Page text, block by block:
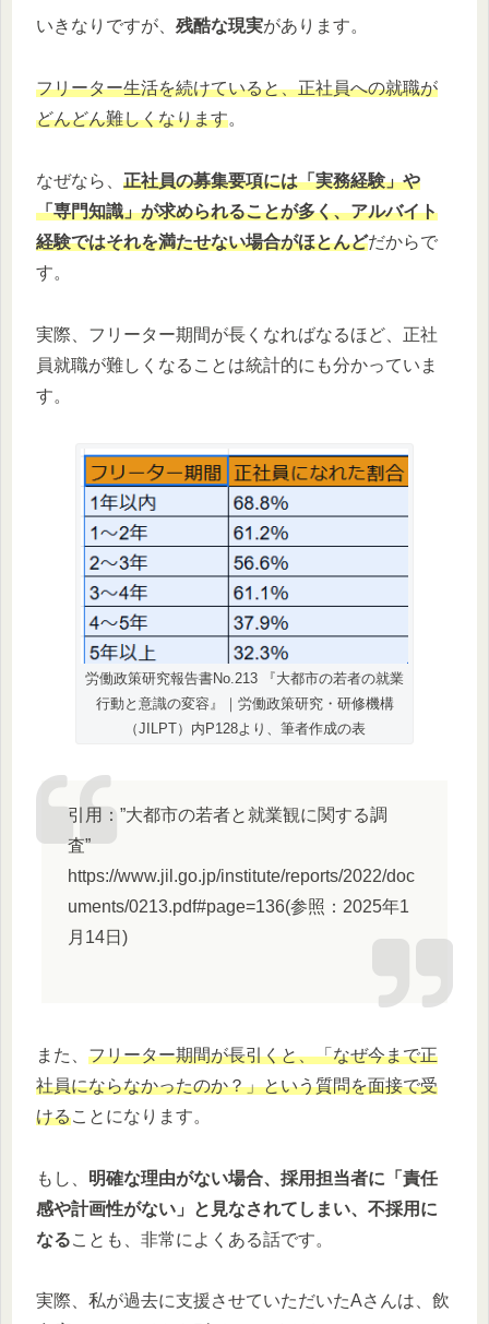
いきなりですが、 残酷な現実があります。
フリーター生活を続けていると、正社員への就職が
どんどん難しくなります。
なぜなら、 正社員の募集要項には「実務経験」や
「専門知識」が求められることが多く、アルバイト
経験ではそれを満たせない場合がほとんどだからで
す。
実際、フリーター期間が長くなればなるほど、正社
員就職が難しくなることは統計的にも分かっていま
す。
労働政策研究報告書No.213 『大都市の若者の就業
行動と意識の変容』｜労働政策研究・研修機構
（JILPT）内P128より、筆者作成の表
引用：”大都市の若者と就業観に関する調
査”
https://www.jil.go.jp/institute/reports/2022/doc
uments/0213.pdf#page=136(参照：2025年1
月14日)
また、 フリーター期間が長引くと、「なぜ今まで正
社員にならなかったのか？」という質問を面接で受
けることになります。
もし、 明確な理由がない場合、採用担当者に「責任
感や計画性がない」と見なされてしまい、不採用に
なることも、非常によくある話です。
実際、私が過去に支援させていただいたAさんは、飲